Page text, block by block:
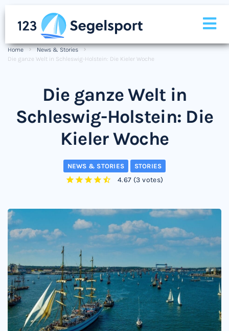
Home
News & Stories
Die ganze Welt in Schleswig-Holstein: Die Kieler Woche
Die ganze Welt in
Schleswig-Holstein: Die
Kieler Woche
NEWS & STORIES STORIES
4.67 (3 votes)